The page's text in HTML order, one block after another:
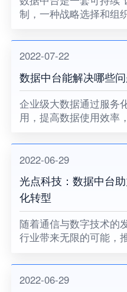
制，一种战略选择和组
法，建立一套不断将数
的机制。
2022-07-22
数据中台能解决哪些问
企业级大数据通过服务
用，提高数据使用效率
底解决了什么问题呢。
量、成本三种。
2022-06-29
光点科技：数据中台
化转型
随着通信与数字技术的
行业带来无限的可能，
2022-06-29